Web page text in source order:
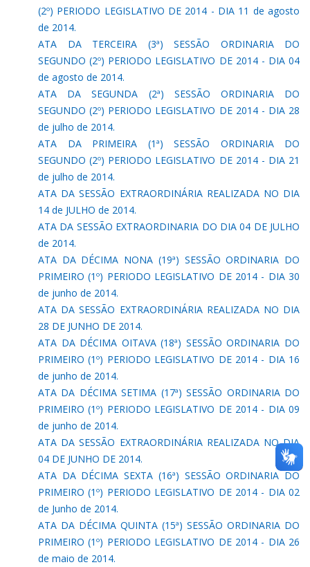
(2º) PERIODO LEGISLATIVO DE 2014 - DIA 11 de agosto
de 2014.
ATA DA TERCEIRA (3ª) SESSÃO ORDINARIA DO
SEGUNDO (2º) PERIODO LEGISLATIVO DE 2014 - DIA 04
de agosto de 2014.
ATA DA SEGUNDA (2ª) SESSÃO ORDINARIA DO
SEGUNDO (2º) PERIODO LEGISLATIVO DE 2014 - DIA 28
de julho de 2014.
ATA DA PRIMEIRA (1ª) SESSÃO ORDINARIA DO
SEGUNDO (2º) PERIODO LEGISLATIVO DE 2014 - DIA 21
de julho de 2014.
ATA DA SESSÃO EXTRAORDINÁRIA REALIZADA NO DIA
14 de JULHO de 2014.
ATA DA SESSÃO EXTRAORDINARIA DO DIA 04 DE JULHO
de 2014.
ATA DA DÉCIMA NONA (19ª) SESSÃO ORDINARIA DO
PRIMEIRO (1º) PERIODO LEGISLATIVO DE 2014 - DIA 30
de junho de 2014.
ATA DA SESSÃO EXTRAORDINÁRIA REALIZADA NO DIA
28 DE JUNHO DE 2014.
ATA DA DÉCIMA OITAVA (18ª) SESSÃO ORDINARIA DO
PRIMEIRO (1º) PERIODO LEGISLATIVO DE 2014 - DIA 16
de junho de 2014.
ATA DA DÉCIMA SETIMA (17ª) SESSÃO ORDINARIA DO
PRIMEIRO (1º) PERIODO LEGISLATIVO DE 2014 - DIA 09
de junho de 2014.
ATA DA SESSÃO EXTRAORDINÁRIA REALIZADA NO DIA
04 DE JUNHO DE 2014.
ATA DA DÉCIMA SEXTA (16ª) SESSÃO ORDINARIA DO
PRIMEIRO (1º) PERIODO LEGISLATIVO DE 2014 - DIA 02
de Junho de 2014.
ATA DA DÉCIMA QUINTA (15ª) SESSÃO ORDINARIA DO
PRIMEIRO (1º) PERIODO LEGISLATIVO DE 2014 - DIA 26
de maio de 2014.